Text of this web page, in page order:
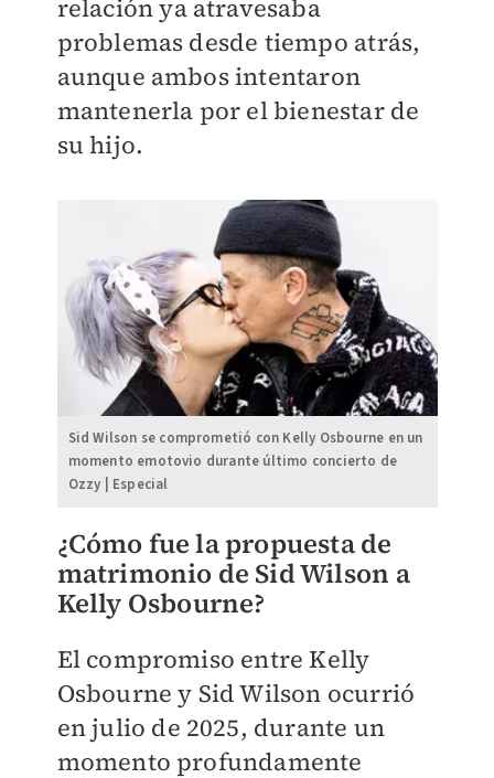
relación ya atravesaba
problemas desde tiempo atrás,
aunque ambos intentaron
mantenerla por el bienestar de
su hijo.
Sid Wilson se comprometió con Kelly Osbourne en un
momento emotovio durante último concierto de
Ozzy | Especial
¿Cómo fue la propuesta de
matrimonio de Sid Wilson a
Kelly Osbourne?
El compromiso entre Kelly
Osbourne y Sid Wilson ocurrió
en julio de 2025, durante un
momento profundamente